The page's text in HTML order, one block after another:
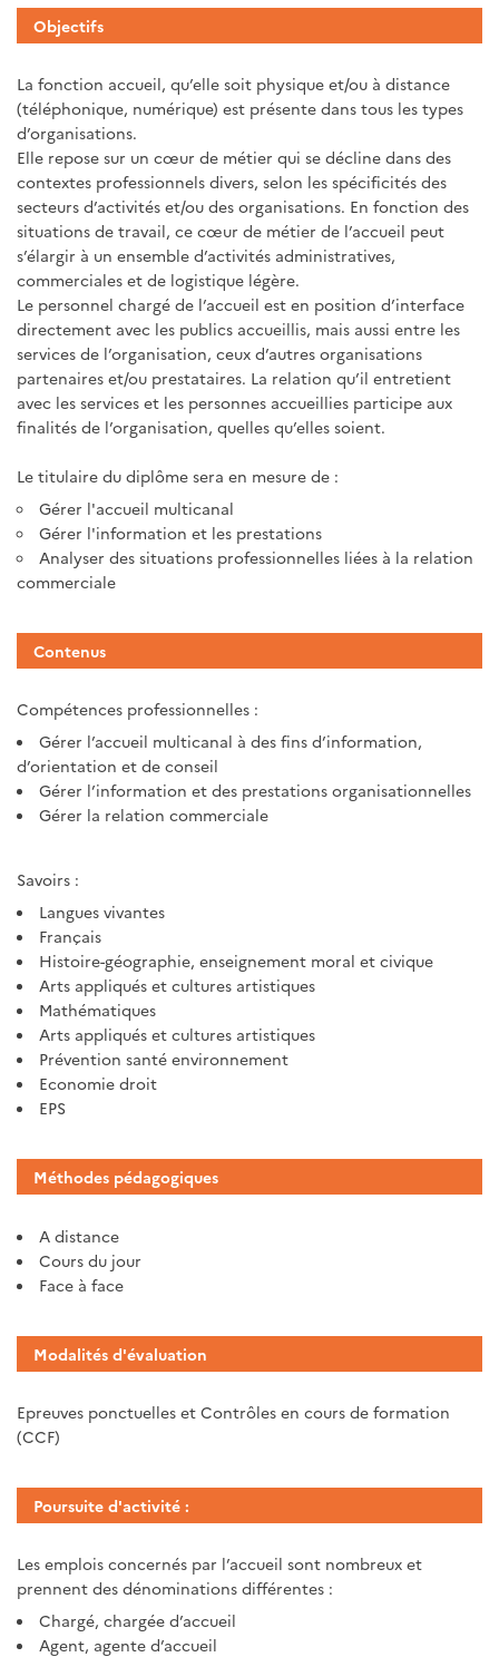
Objectifs
La fonction accueil, qu’elle soit physique et/ou à distance
(téléphonique, numérique) est présente dans tous les types
d’organisations.
Elle repose sur un cœur de métier qui se décline dans des
contextes professionnels divers, selon les spécificités des
secteurs d’activités et/ou des organisations. En fonction des
situations de travail, ce cœur de métier de l’accueil peut
s’élargir à un ensemble d’activités administratives,
commerciales et de logistique légère.
Le personnel chargé de l’accueil est en position d’interface
directement avec les publics accueillis, mais aussi entre les
services de l’organisation, ceux d’autres organisations
partenaires et/ou prestataires. La relation qu’il entretient
avec les services et les personnes accueillies participe aux
finalités de l’organisation, quelles qu’elles soient.
Le titulaire du diplôme sera en mesure de :
Gérer l'accueil multicanal
Gérer l'information et les prestations
Analyser des situations professionnelles liées à la relation
commerciale
Contenus
Compétences professionnelles :
Gérer l’accueil multicanal à des fins d’information,
d’orientation et de conseil
Gérer l’information et des prestations organisationnelles
Gérer la relation commerciale
Savoirs :
Langues vivantes
Français
Histoire-géographie, enseignement moral et civique
Arts appliqués et cultures artistiques
Mathématiques
Arts appliqués et cultures artistiques
Prévention santé environnement
Economie droit
EPS
Méthodes pédagogiques
A distance
Cours du jour
Face à face
Modalités d'évaluation
Epreuves ponctuelles et Contrôles en cours de formation
(CCF)
Poursuite d'activité :
Les emplois concernés par l’accueil sont nombreux et
prennent des dénominations différentes :
Chargé, chargée d’accueil
Agent, agente d’accueil